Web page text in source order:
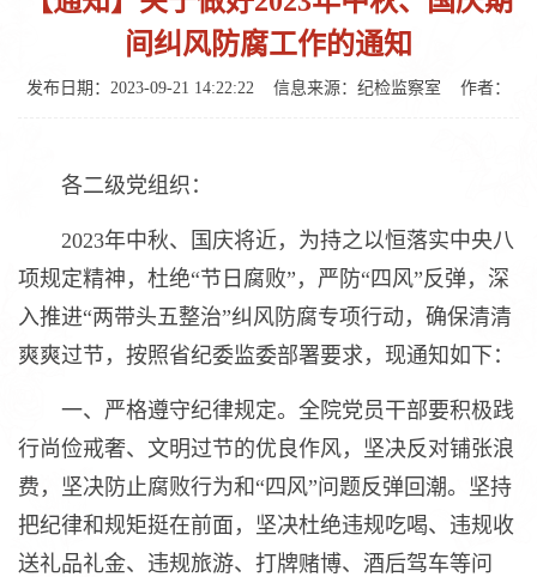
间纠风防腐工作的通知
发布日期：2023-09-21 14:22:22 信息来源：纪检监察室 作者：
各二级党组织：
2023年中秋、国庆将近，为持之以恒落实中央八
项规定精神，杜绝“节日腐败”，严防“四风”反弹，深
入推进“两带头五整治”纠风防腐专项行动，确保清清
爽爽过节，按照省纪委监委部署要求，现通知如下：
一、严格遵守纪律规定。全院党员干部要积极践
行尚俭戒奢、文明过节的优良作风，坚决反对铺张浪
费，坚决防止腐败行为和“四风”问题反弹回潮。坚持
把纪律和规矩挺在前面，坚决杜绝违规吃喝、违规收
送礼品礼金、违规旅游、打牌赌博、酒后驾车等问